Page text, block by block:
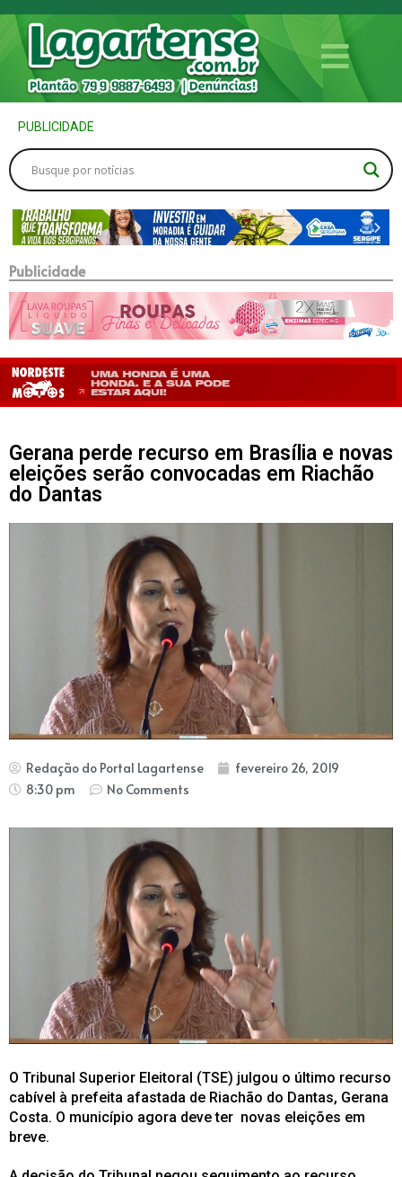
PUBLICIDADE
Publicidade
Gerana perde recurso em Brasília e novas
eleições serão convocadas em Riachão
do Dantas
Redação do Portal Lagartense
fevereiro 26, 2019
8:30 pm
No Comments
O Tribunal Superior Eleitoral (TSE) julgou o último recurso
cabível à prefeita afastada de Riachão do Dantas, Gerana
Costa. O município agora deve ter novas eleições em
breve.